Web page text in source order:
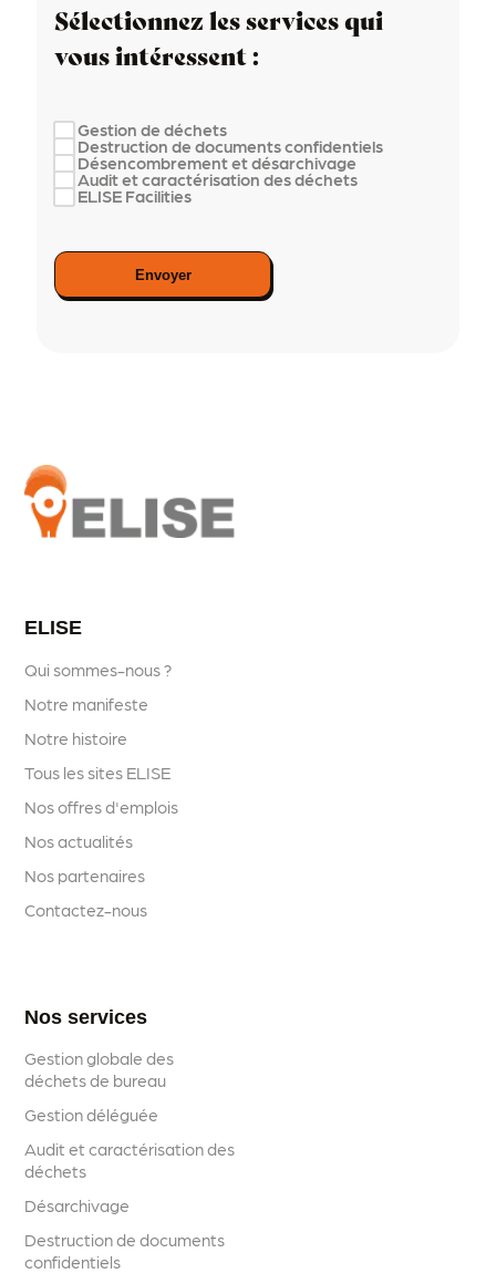
Sélectionnez les services qui
vous intéressent :
Gestion de déchets
Destruction de documents confidentiels
Désencombrement et désarchivage
Audit et caractérisation des déchets
ELISE Facilities
Envoyer
ELISE
Qui sommes-nous ?
Notre manifeste
Notre histoire
Tous les sites ELISE
Nos offres d'emplois
Nos actualités
Nos partenaires
Contactez-nous
Nos services
Gestion globale des
déchets de bureau
Gestion déléguée
Audit et caractérisation des
déchets
Désarchivage
Destruction de documents
confidentiels